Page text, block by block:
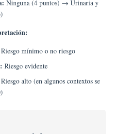
Ninguna (4 puntos) → Urinaria y
Riesgo mínimo o no riesgo
Riesgo evidente
Riesgo alto (en algunos contextos se